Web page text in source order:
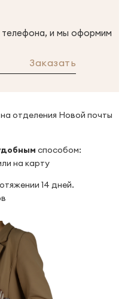
и мы оформим
Заказать
на отделения Новой почты
способом:
на карту
14 дней.